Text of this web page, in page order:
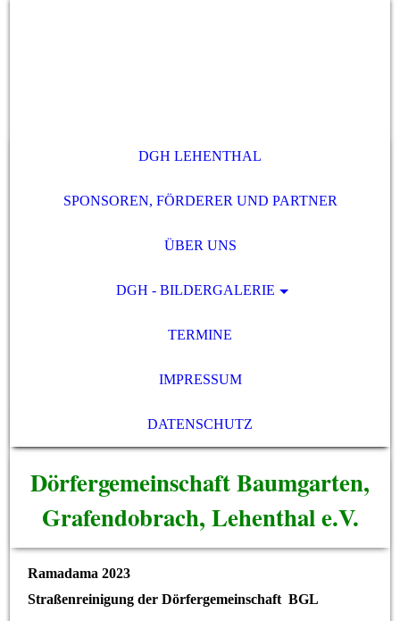
DGH LEHENTHAL
SPONSOREN, FÖRDERER UND PARTNER
ÜBER UNS
DGH - BILDERGALERIE
TERMINE
IMPRESSUM
DATENSCHUTZ
Dörfergemeinschaft Baumgarten,
Grafendobrach, Lehenthal e.V.
Ramadama 2023
Straßenreinigung der Dörfergemeinschaft BGL